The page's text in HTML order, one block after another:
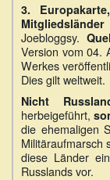
3.
Mitgliedsländer
Joebloggsy.
Version vom 04.
Werkes
Dies gilt weltweit.
Nicht
herbeigeführt,
die ehemaligen
Militäraufmarsch
diese Länder
Russlands vor.